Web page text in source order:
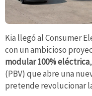
Kia llegó al Consumer
con un ambicioso
modular 100% eléctrica
(PBV) que abre una
pretende revolucionar